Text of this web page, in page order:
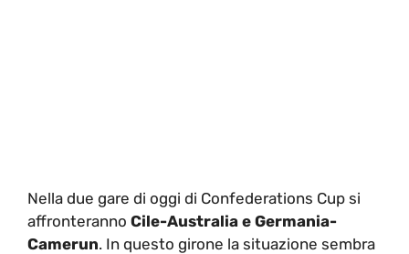
Nella due gare di oggi di Confederations Cup si
affronteranno Cile-Australia e Germania-
Camerun. In questo girone la situazione sembra